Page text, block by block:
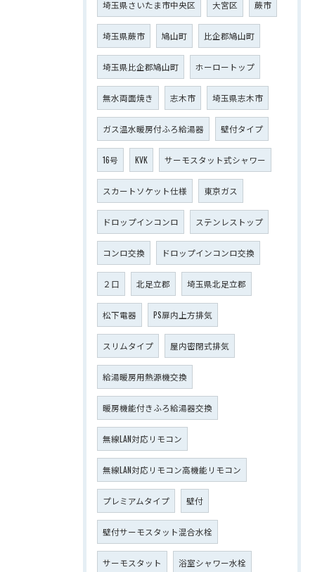
埼玉県さいたま市中央区 大宮区 蕨市
埼玉県蕨市 鳩山町 比企郡鳩山町
埼玉県比企郡鳩山町 ホーロートップ
無水両面焼き 志木市 埼玉県志木市
ガス温水暖房付ふろ給湯器 壁付タイプ
16号 KVK サーモスタット式シャワー
スカートソケット仕様 東京ガス
ドロップインコンロ ステンレストップ
コンロ交換 ドロップインコンロ交換
２口 北足立郡 埼玉県北足立郡
松下電器 PS扉内上方排気
スリムタイプ 屋内密閉式排気
給湯暖房用熱源機交換
暖房機能付きふろ給湯器交換
無線LAN対応リモコン
無線LAN対応リモコン高機能リモコン
プレミアムタイプ 壁付
壁付サーモスタット混合水栓
サーモスタット 浴室シャワー水栓